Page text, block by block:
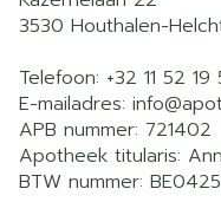
3530 Houthalen-
Telefoon: +32 11 52 19
E-mailadres: info@
APB nummer: 721402
Apotheek titularis:
BTW nummer: